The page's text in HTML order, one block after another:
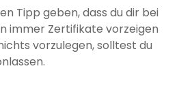
Tipp geben, dass du dir bei
immer Zertifikate vorzeigen
vorzulegen, solltest du